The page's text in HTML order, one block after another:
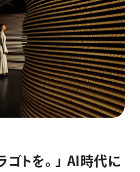
ゴトを。」 AI時代に